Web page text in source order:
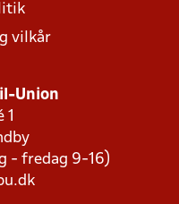
vilkår
Union
1
- fredag 9-16)